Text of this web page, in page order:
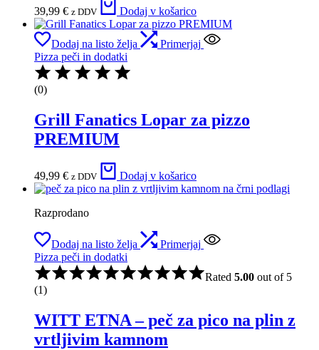
39,99 € z DDV Dodaj v košarico
Dodaj na listo želja
Primerjaj
Pizza peči in dodatki
(0)
Grill Fanatics Lopar za pizzo
PREMIUM
49,99 € z DDV Dodaj v košarico
Razprodano
Dodaj na listo želja
Primerjaj
Pizza peči in dodatki
Rated 5.00 out of 5
(1)
WITT ETNA – peč za pico na plin z
vrtljivim kamnom